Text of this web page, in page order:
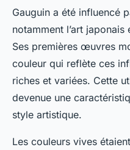
Gauguin a été influencé
notamment l’art
Ses premières œuvres
couleur qui reflète ces
riches et variées. Cette
devenue une
style artistique.
Les couleurs vives